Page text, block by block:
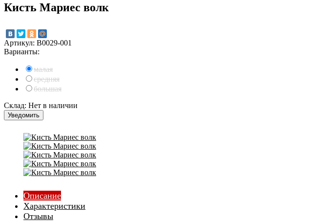
Кисть Мариес волк
Артикул: B0029-001
Варианты:
малая
средняя
большая
Склад: Нет в наличии
Уведомить
Описание
Характеристики
Отзывы